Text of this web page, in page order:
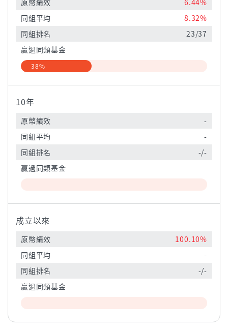
原幣績效
6.44%
同組平均
8.32%
同組排名
23/37
贏過同類基金
38%
10年
原幣績效
-
同組平均
-
同組排名
-/-
贏過同類基金
成立以來
原幣績效
100.10%
同組平均
-
同組排名
-/-
贏過同類基金